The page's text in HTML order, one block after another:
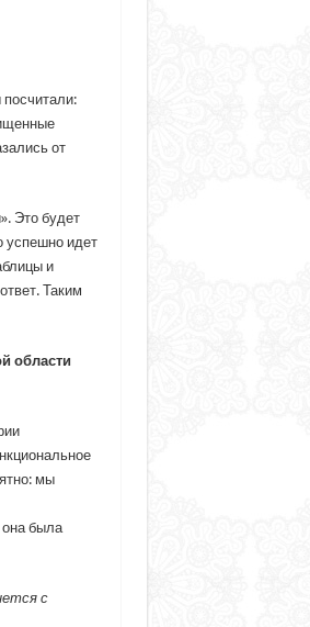
от
Это будет
успешно идет
и
Таким
области
мы
она была
с